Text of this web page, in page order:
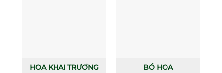
HOA KHAI TRƯƠNG BÓ HOA